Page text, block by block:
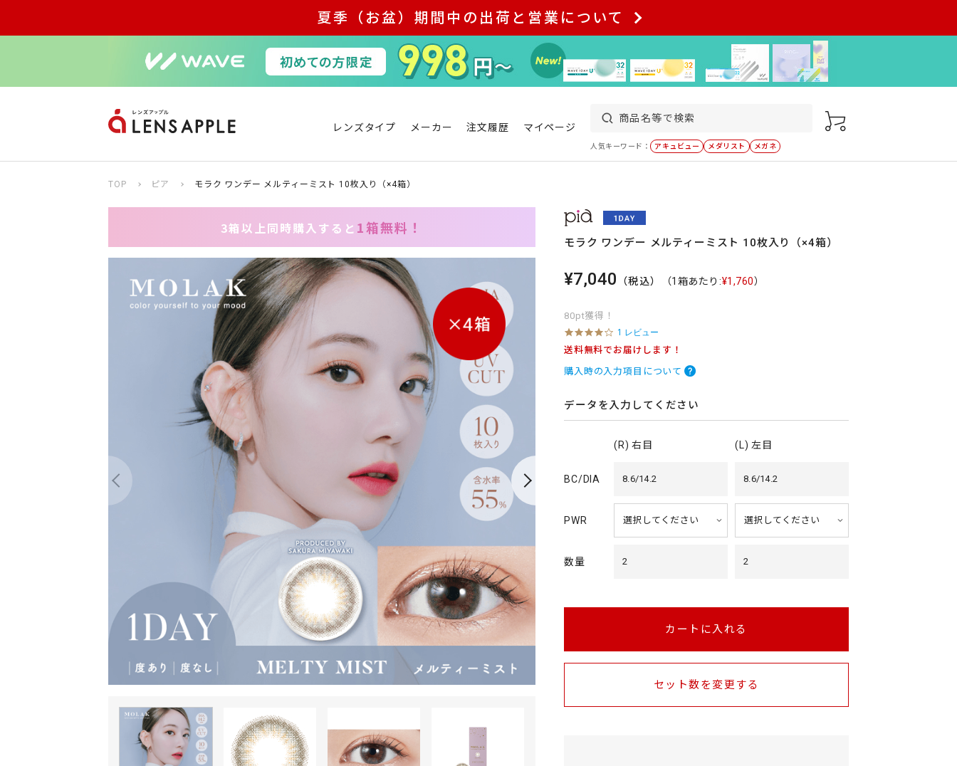
夏季（お盆）期間中の出荷と営業について
レンズタイプ メーカー 注文履歴 マイページ
人気キーワード： アキュビュー メダリスト メガネ
TOP ピア モラク ワンデー メルティーミスト 10枚入り（×4箱）
3箱以上同時購入すると 1箱無料！
モラク ワンデー メルティーミスト 10枚入り（×4箱）
¥7,040 （税込） （1箱あたり:¥1,760）
80pt獲得！
4
.
0
s
r
r
t
i
1 レビュー
送料無料でお届けします！
購入時の入力項目について
データを入力してください
(R) 右目 (L) 左目
BC/DIA 8.6/14.2 8.6/14.2
PWR
数量 2 2
カートに入れる
セット数を変更する